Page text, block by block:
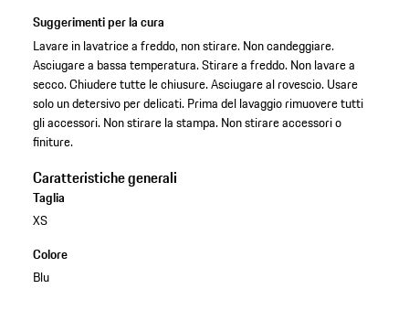
Suggerimenti per la cura
Lavare in lavatrice a freddo, non stirare. Non candeggiare.
Asciugare a bassa temperatura. Stirare a freddo. Non lavare a
secco. Chiudere tutte le chiusure. Asciugare al rovescio. Usare
solo un detersivo per delicati. Prima del lavaggio rimuovere tutti
gli accessori. Non stirare la stampa. Non stirare accessori o
finiture.
Caratteristiche generali
Taglia
XS
Colore
Blu